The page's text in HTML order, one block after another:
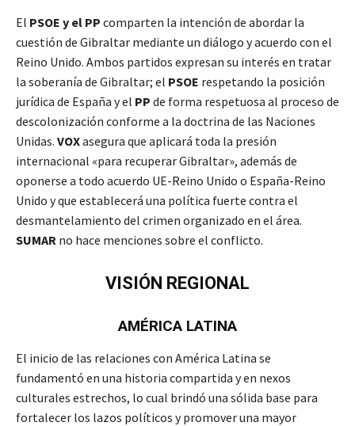
El PSOE y el PP comparten la intención de abordar la
cuestión de Gibraltar mediante un diálogo y acuerdo con el
Reino Unido. Ambos partidos expresan su interés en tratar
la soberanía de Gibraltar; el PSOE respetando la posición
jurídica de España y el PP de forma respetuosa al proceso de
descolonización conforme a la doctrina de las Naciones
Unidas. VOXasegura que aplicará toda la presión
internacional «para recuperar Gibraltar», además de
oponerse a todo acuerdo UE-Reino Unido o España-Reino
Unido y que establecerá una política fuerte contra el
desmantelamiento del crimen organizado en el área.
SUMAR no hace menciones sobre el conflicto.
VISIÓN REGIONAL
AMÉRICA LATINA
El inicio de las relaciones con América Latina se
fundamentó en una historia compartida y en nexos
culturales estrechos, lo cual brindó una sólida base para
fortalecer los lazos políticos y promover una mayor